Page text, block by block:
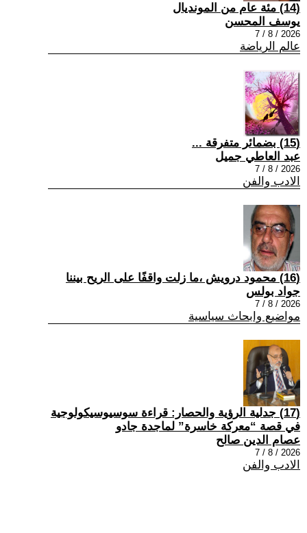
(14) مئة عام من المونديال
يوسف المحسن
2026 / 8 / 7
عالم الرياضة
(15) بضمائر متفرقة ...
عبد العاطي جميل
2026 / 8 / 7
الادب والفن
(16) محمود درويش ،ما زلت واقفًا على الريح بيننا
جواد بولس
2026 / 8 / 7
مواضيع وابحاث سياسية
(17) جدلية الرؤية والحصار: قراءة سوسيوسيكولوجية
في قصة “معركة خاسرة” لماجدة جادو
عصام الدين صالح
2026 / 8 / 7
الادب والفن